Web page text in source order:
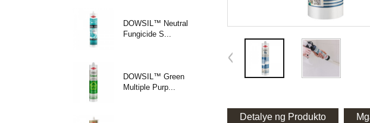
DOWSIL™ Neutral
Fungicide S...
DOWSIL™ Green
Multiple Purp...
Detalye ng Produkto